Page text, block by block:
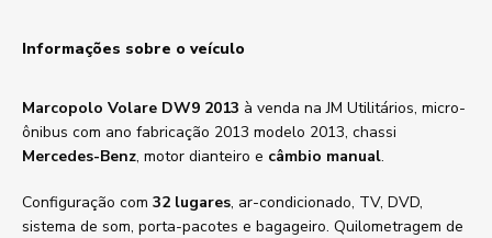
Informações sobre o veículo
Marcopolo Volare DW9 2013 à venda na JM Utilitários, micro-
ônibus com ano fabricação 2013 modelo 2013, chassi
Mercedes-Benz, motor dianteiro e câmbio manual.
Configuração com 32 lugares, ar-condicionado, TV, DVD,
sistema de som, porta-pacotes e bagageiro. Quilometragem de